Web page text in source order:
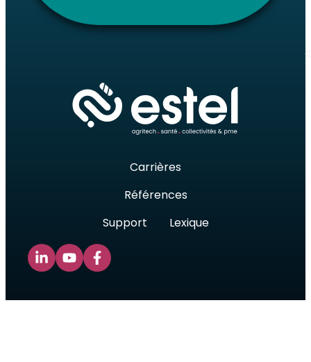
Carrières
Références
Support
Lexique